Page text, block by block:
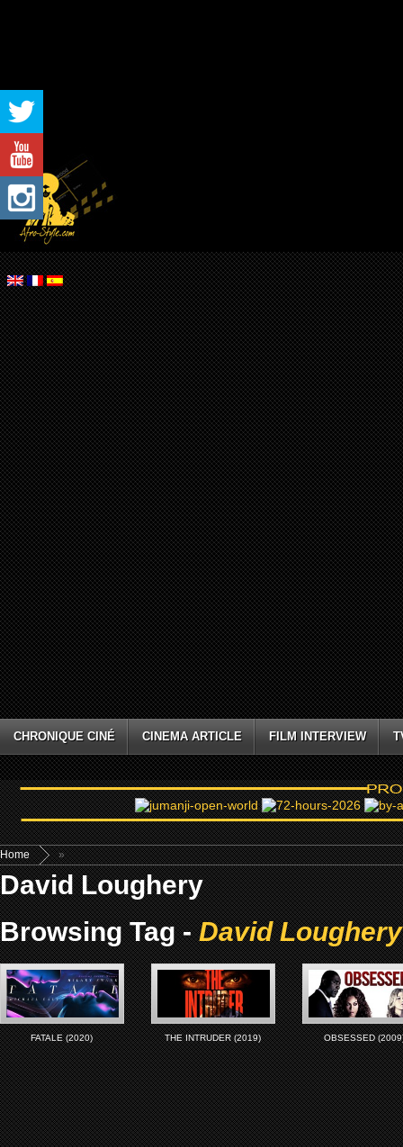
CHRONIQUE CINÉ CINEMA ARTICLE FILM INTERVIEW
Home »
David Loughery
Browsing Tag -David Loughery
FATALE (2020) THE INTRUDER (2019) OBSESSED